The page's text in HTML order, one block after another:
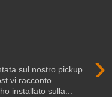
›
sul nostro pickup
vi racconto
installato sulla...